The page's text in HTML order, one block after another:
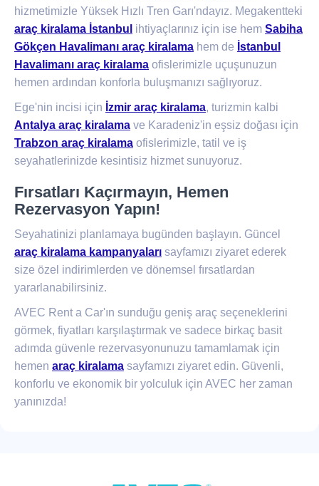
hizmetimizle Yüksek Hızlı Tren Garı'ndayız. Megakentteki
araç kiralama İstanbul ihtiyaçlarınız için ise hem Sabiha
Gökçen Havalimanı araç kiralama hem de İstanbul
Havalimanı araç kiralama ofislerimizle uçuşunuzun
hemen ardından konforla buluşmanızı sağlıyoruz.
Ege'nin incisi için İzmir araç kiralama, turizmin kalbi
Antalya araç kiralama ve Karadeniz'in eşsiz doğası için
Trabzon araç kiralama ofislerimizle, tatil ve iş
seyahatlerinizde kesintisiz hizmet sunuyoruz.
Fırsatları Kaçırmayın, Hemen
Rezervasyon Yapın!
Seyahatinizi planlamaya bugünden başlayın. Güncel
araç kiralama kampanyaları sayfamızı ziyaret ederek
size özel indirimlerden ve dönemsel fırsatlardan
yararlanabilirsiniz.
AVEC Rent a Car'ın sunduğu geniş araç seçeneklerini
görmek, fiyatları karşılaştırmak ve sadece birkaç basit
adımda güvenle rezervasyonunuzu tamamlamak için
hemen araç kiralama sayfamızı ziyaret edin. Güvenli,
konforlu ve ekonomik bir yolculuk için AVEC her zaman
yanınızda!